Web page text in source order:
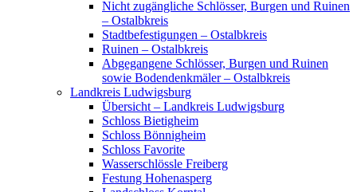
Nicht zugängliche Schlösser, Burgen und Ruinen
– Ostalbkreis
Stadtbefestigungen – Ostalbkreis
Ruinen – Ostalbkreis
Abgegangene Schlösser, Burgen und Ruinen
sowie Bodendenkmäler – Ostalbkreis
Landkreis Ludwigsburg
Übersicht – Landkreis Ludwigsburg
Schloss Bietigheim
Schloss Bönnigheim
Schloss Favorite
Wasserschlössle Freiberg
Festung Hohenasperg